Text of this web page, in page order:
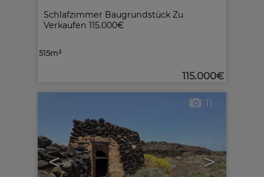
Schlafzimmer Baugrundstück Zu
Verkaufen 115.000€
515m²
115.000€
< >
11